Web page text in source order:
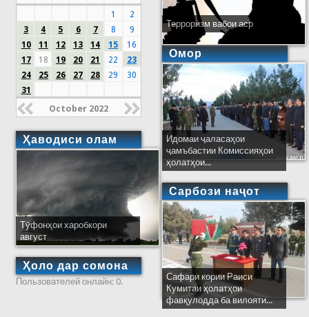
1
2
3
4 5 6 7 8
9
10
11 12 13 14 15
16
17
18 19 20 21 22
23
24
25 26 27 28 29
30
31
October 2022
Ҳаводиси олам
Тӯфонҳои харобкори
август
Ҳоло дар сомона
Пользователей онлайн: 0.
Терроризм вабои аср
Омор
Идомаи ҷаласаҳои
ҷамъбастии Комиссияҳои
ҳолатҳои...
Сарбози наҷот
Сафари кории Раиси
Кумитаи ҳолатҳои
фавқулодда ба вилояти...